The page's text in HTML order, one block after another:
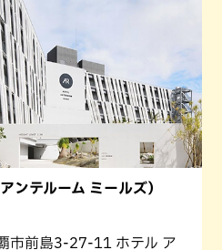
ンテルーム ミールズ）
市前島3-27-11 ホテル ア